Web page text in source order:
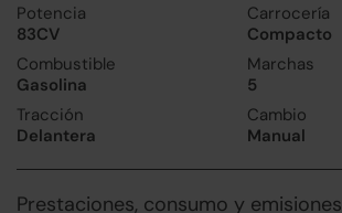
Potencia
83CV
Carrocería
Compacto
Combustible
Gasolina
Marchas
5
Tracción
Delantera
Cambio
Manual
Prestaciones, consumo y emisiones